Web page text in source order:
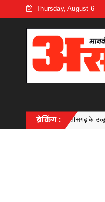
Thursday, August 6
ब्रेकिंग :
के उत्कृष्ट खिलाड़ी घोषित, शासकीय